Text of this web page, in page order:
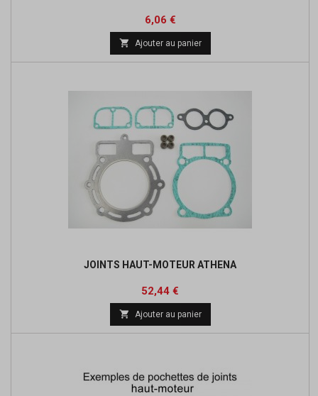
Prix
6,06 €Prix
base
 Ajouter au panier
JOINTS HAUT-MOTEUR ATHENA
Prix
52,44 €
base
 Ajouter au panier